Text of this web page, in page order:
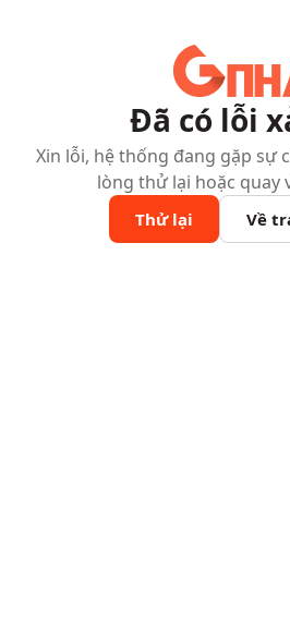
Đã có lỗi
Xin lỗi, hệ thống đang gặp sự
lòng thử lại hoặc quay
Thử lại Về